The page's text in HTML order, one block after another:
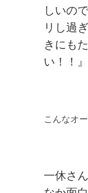
しいの
リし過
きにも
い！！』
こんなオ
一休さ